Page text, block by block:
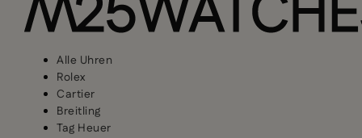
Alle Uhren
Rolex
Cartier
Breitling
Tag Heuer